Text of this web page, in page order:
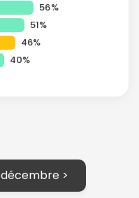
56%
51%
46%
40%
décembre >